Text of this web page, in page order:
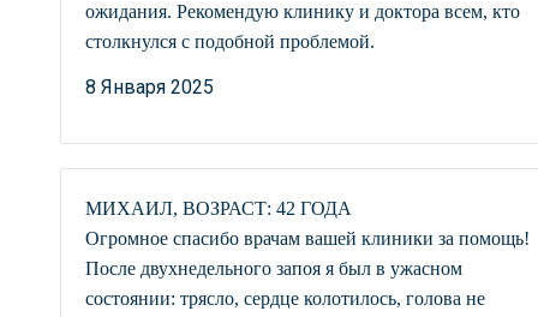
ожидания. Рекомендую клинику и доктора всем, кто
столкнулся с подобной проблемой.
8 Января 2025
МИХАИЛ, ВОЗРАСТ: 42 ГОДА
Огромное спасибо врачам вашей клиники за помощь!
После двухнедельного запоя я был в ужасном
состоянии: трясло, сердце колотилось, голова не